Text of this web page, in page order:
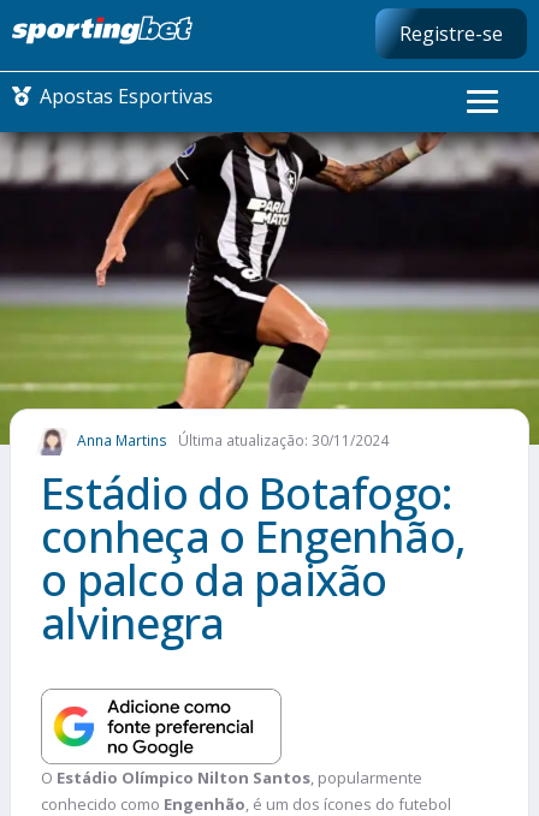
Registre-se
Apostas Esportivas
CONMEBOL LIBERTADORES
FUTEBOL NACIONAL
FUTEBOL INTERNACIONAL
COMO APOSTAR
MAIS ESPORTES
Anna Martins Última atualização: 30/11/2024
Estádio do Botafogo:
conheça o Engenhão,
o palco da paixão
alvinegra
O Estádio Olímpico Nilton Santos, popularmente
conhecido como Engenhão, é um dos ícones do futebol